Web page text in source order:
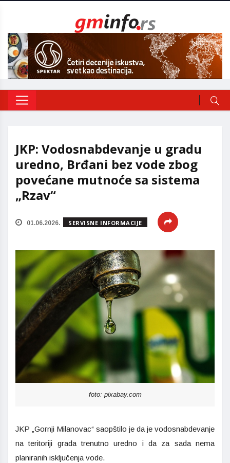
JKP: Vodosnabdevanje u gradu
uredno, Brđani bez vode zbog
povećane mutnoće sa sistema
„Rzav“
01.06.2026. SERVISNE INFORMACIJE
foto: pixabay.com
JKP „Gornji Milanovac“ saopštilo je da je vodosnabdevanje
na teritoriji grada trenutno uredno i da za sada nema
planiranih isključenja vode.